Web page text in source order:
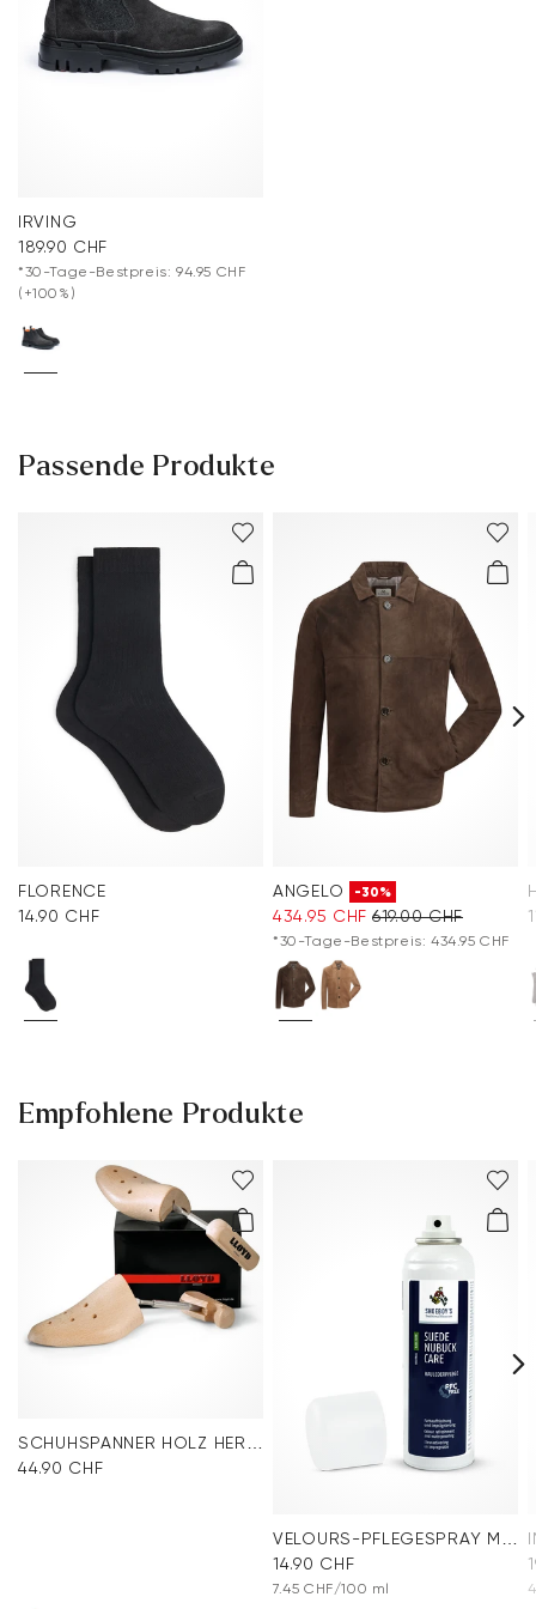
IRVING
189.90 CHF
*30-Tage-Bestpreis: 94.95 CHF
(+100%)
Passende Produkte
FLORENCE
14.90 CHF
ANGELO -30%
434.95 CHF 619.00 CHF
*30-Tage-Bestpreis: 434.95 CHF
Empfohlene Produkte
44.90 CHF
VELOURS-PFLEGESPRAY MULTICOLOUR
14.90 CHF
7.45 CHF/100 ml